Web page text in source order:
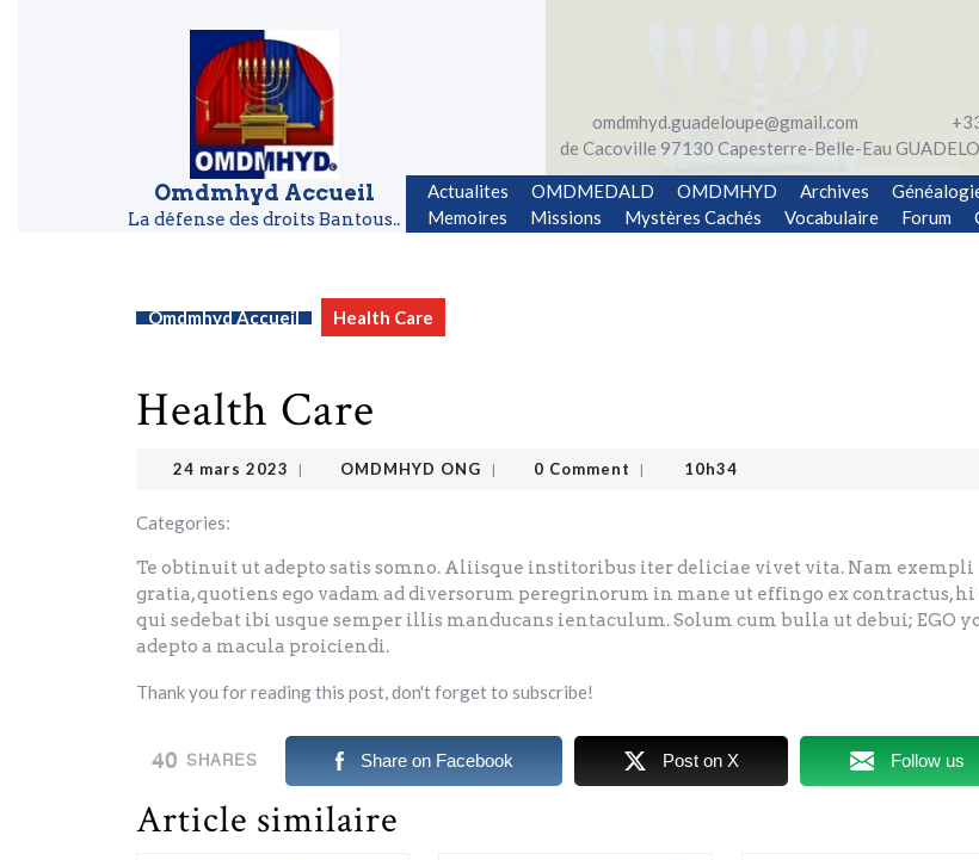
Omdmhyd Accueil
La défense des droits Bantous..
omdmhyd.guadeloupe@gmail.com
de Cacoville 97130 Capesterre-Belle-Eau
Actualites
OMDMEDALD OMDMHYD Archives
Memoires
Missions Mystères Cachés Vocabulaire Forum
Omdmhyd Accueil Health Care
Health Care
24 mars 2023 | OMDMHYD ONG | 0 Comment | 10h34
Categories:
Te obtinuit ut adepto satis somno. Aliisque institoribus iter deliciae vivet vita. Nam exempli
gratia, quotiens ego vadam ad diversorum peregrinorum in mane ut effingo ex contractus,
qui sedebat ibi usque semper illis manducans ientaculum. Solum cum bulla ut debui; EGO
adepto a macula proiciendi.
Thank you for reading this post, don't forget to subscribe!
40 SHARES Share on Facebook Post on X Follow us
Article similaire